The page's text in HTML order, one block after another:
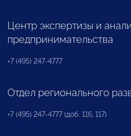
Центр экспертизы и
предпринимательства
+7 (495) 247-4777
Отдел регионального
+7 (495) 247-4777 (доб. 116, 117)